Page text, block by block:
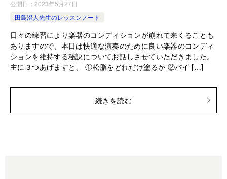
公開日： 2023年5月27日
田島澄人先生のレッスンノート
日々の練習により楽器のコンディションが崩れて来くることも
ありますので、本日は快適な演奏のために良い楽器のコンディ
ションを維持する秘訣についてお話しさせていただきました。
主に３つあげますと、 ①松脂をどれだけ塗るか ②バイ […]
続きを読む